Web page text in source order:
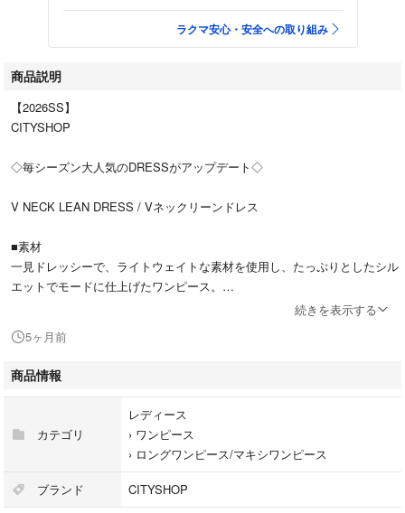
ラクマ安心・安全への取り組み
商品説明
【2026SS】
CITYSHOP
◇毎シーズン大人気のDRESSがアップデート◇
V NECK LEAN DRESS / Vネックリーンドレス
■素材
一見ドレッシーで、ライトウェイトな素材を使用し、たっぷりとしたシル
エットでモードに仕上げたワンピース。
今回はブラックとグレーの無地2色展開でのご用意です。
■デザイン
ネック・スリーブ・裾は裁ち切り＆ダブルステッチ仕上げでヴィンテージ
感をプラス。
また縦横の2wayストレッチが効いていて、スッキリした縦長シルエット
でもノンストレスな着心地がうれしい一着です。
サイズは38
グレーです！
続きを表示する
5ヶ月前
商品情報
カテゴリ
レディース
› ワンピース
› ロングワンピース/マキシワンピース
ブランド CITYSHOP